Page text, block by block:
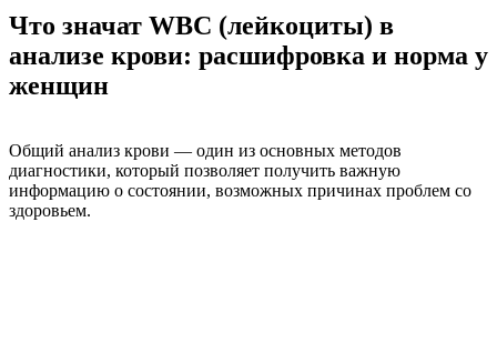
Что значат WBC (лейкоциты) в
анализе крови: расшифровка и норма у
женщин
Общий анализ крови — один из основных методов
диагностики, который позволяет получить важную
информацию о состоянии, возможных причинах проблем со
здоровьем.